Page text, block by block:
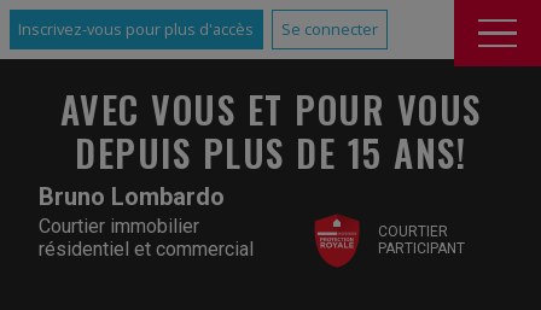
Inscrivez-vous pour plus d'accès Se connecter
Bruno Lombardo
Courtier immobilier
résidentiel et commercial
COURTIER
PARTICIPANT
AVEC VOUS ET POUR VOUS
DEPUIS PLUS DE 15 ANS!